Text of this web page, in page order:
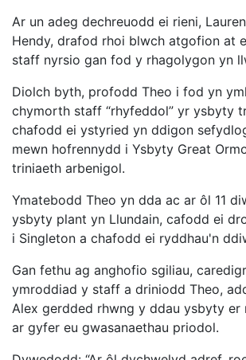
Ar un adeg dechreuodd ei rieni,
Hendy, drafod rhoi blwch atgofion at
staff nyrsio gan fod y rhagolygon yn
Diolch byth, profodd Theo i fod yn
chymorth staff “rhyfeddol” yr ysbyty
chafodd ei ystyried yn ddigon
mewn hofrennydd i Ysbyty Great
triniaeth arbenigol.
Ymatebodd Theo yn dda ac ar ôl 11
ysbyty plant yn Llundain, cafodd ei
i Singleton a chafodd ei ryddhau'n
Gan fethu ag anghofio sgiliau,
ymroddiad y staff a driniodd Theo,
Alex gerdded rhwng y ddau ysbyty er
ar gyfer eu gwasanaethau priodol.